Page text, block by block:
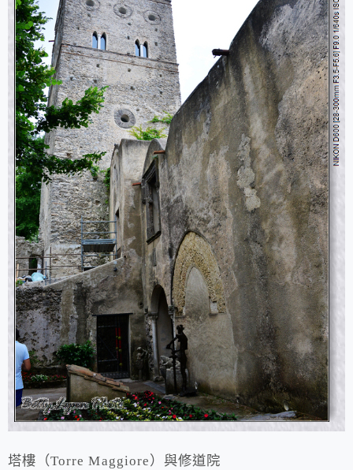
塔樓（Torre Maggiore）與修道院